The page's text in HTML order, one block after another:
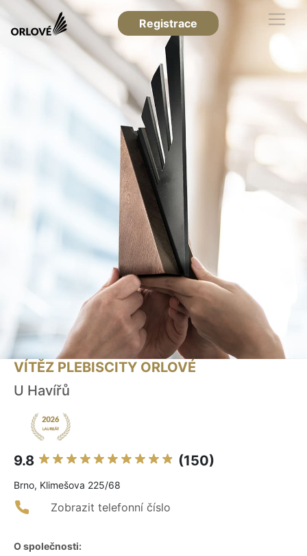
Registrace
VÍTĚZ PLEBISCITY ORLOVÉ
U Havířů
9.8 (150)
Brno, Klimešova 225/68
Zobrazit telefonní číslo
O společnosti: